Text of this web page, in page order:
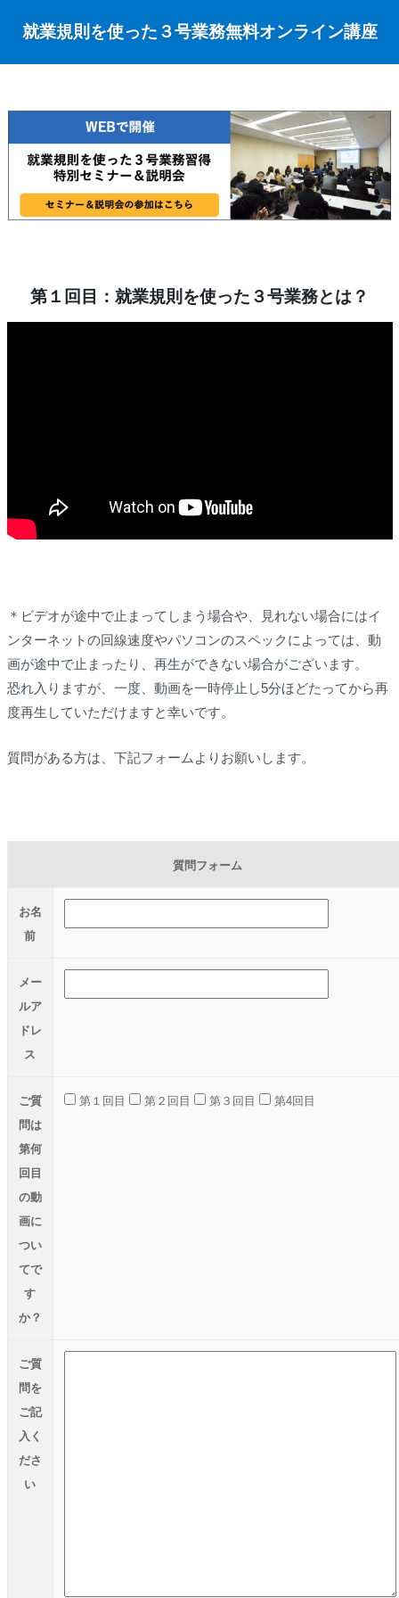
就業規則を使った３号業務無料オンライン講座
第１回目：就業規則を使った３号業務とは？
＊ビデオが途中で止まってしまう場合や、見れない場合にはイ
ンターネットの回線速度やパソコンのスペックによっては、動
画が途中で止まったり、再生ができない場合がございます。
恐れ入りますが、一度、動画を一時停止し5分ほどたってから再
度再生していただけますと幸いです。
質問がある方は、下記フォームよりお願いします。
質問フォーム
お名
前
メー
ルア
ドレ
ス
ご質
問は
第何
回目
の動
画に
つい
てで
す
か？
第１回目 第２回目 第３回目 第4回目
ご質
問を
ご記
入く
ださ
い